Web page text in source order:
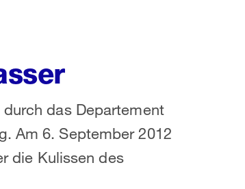
das Departement
Am 6. September 2012
die Kulissen des